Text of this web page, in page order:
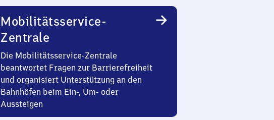
Mobilitätsservice-
Zentrale
Die Mobilitätsservice-Zentrale
beantwortet Fragen zur Barrierefreiheit
und organisiert Unterstützung an den
Bahnhöfen beim Ein-, Um- oder
Aussteigen